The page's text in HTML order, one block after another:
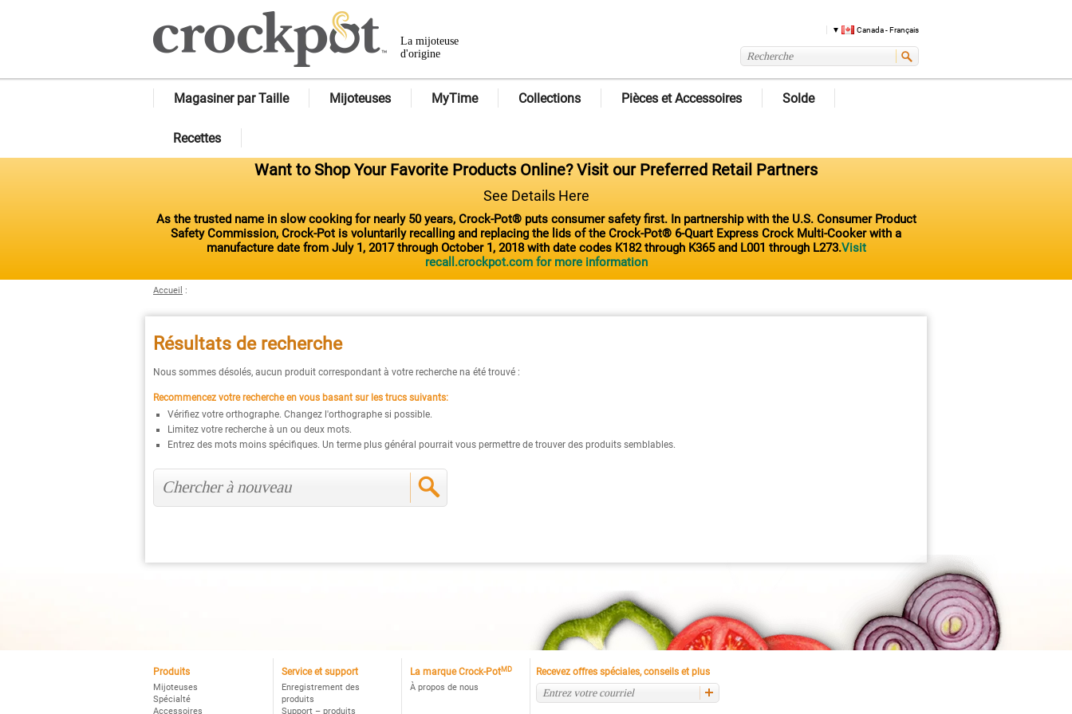
La mijoteuse
d'origine
Canada - Français
Magasiner par Taille Mijoteuses MyTime Collections Pièces et Accessoires Solde
Recettes
Want to Shop Your Favorite Products Online? Visit our Preferred Retail Partners
See Details Here
As the trusted name in slow cooking for nearly 50 years, Crock-Pot® puts consumer safety first. In partnership with the U.S. Consumer Product
Safety Commission, Crock-Pot is voluntarily recalling and replacing the lids of the Crock-Pot® 6-Quart Express Crock Multi-Cooker with a
manufacture date from July 1, 2017 through October 1, 2018 with date codes K182 through K365 and L001 through L273.Visit
recall.crockpot.com for more information
Accueil :
Résultats de recherche
Nous sommes désolés, aucun produit correspondant à votre recherche na été trouvé :
Recommencez votre recherche en vous basant sur les trucs suivants:
Vérifiez votre orthographe. Changez l'orthographe si possible.
Limitez votre recherche à un ou deux mots.
Entrez des mots moins spécifiques. Un terme plus général pourrait vous permettre de trouver des produits semblables.
Produits
Mijoteuses
Spécialté
Accessoires
Service et support
Enregistrement des
produits
Support – produits
La marque Crock-PotMD
À propos de nous
Recevez offres spéciales, conseils et plus